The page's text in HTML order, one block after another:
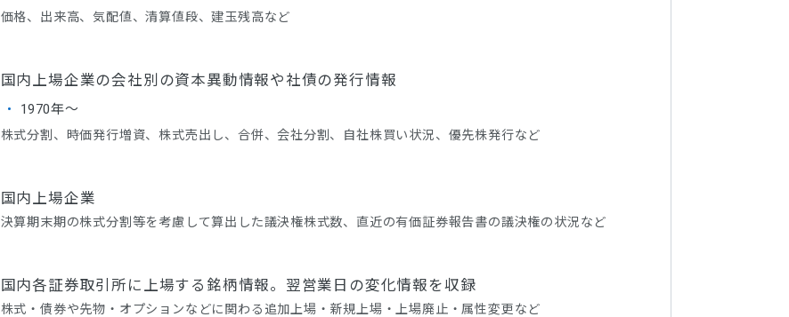
価格、出来高、気配値、清算値段、建玉残高など
国内上場企業の会社別の資本異動情報や社債の発行情報
1970年～
株式分割、時価発行増資、株式売出し、合併、会社分割、自社株買い状況、優先株発行など
国内上場企業
決算期末期の株式分割等を考慮して算出した議決権株式数、直近の有価証券報告書の議決権の状況など
国内各証券取引所に上場する銘柄情報。翌営業日の変化情報を収録
株式・債券や先物・オプションなどに関わる追加上場・新規上場・上場廃止・属性変更など